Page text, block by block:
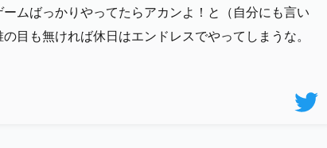
ムばっかりやってたらアカンよ！と（自分にも言い
目も無ければ休日はエンドレスでやってしまうな。